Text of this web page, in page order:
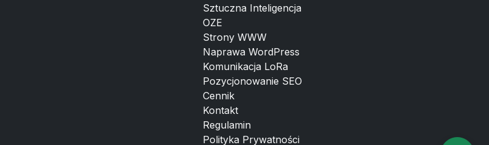
Sztuczna Inteligencja
OZE
Strony WWW
Naprawa WordPress
Komunikacja LoRa
Pozycjonowanie SEO
Cennik
Kontakt
Regulamin
Polityka Prywatności